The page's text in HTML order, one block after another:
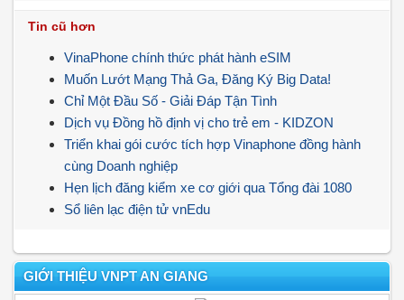
Tin cũ hơn
VinaPhone chính thức phát hành eSIM
Muốn Lướt Mạng Thả Ga, Đăng Ký Big Data!
Chỉ Một Đầu Số - Giải Đáp Tận Tình
Dịch vụ Đồng hồ định vị cho trẻ em - KIDZON
Triển khai gói cước tích hợp Vinaphone đồng hành
cùng Doanh nghiệp
Hẹn lịch đăng kiểm xe cơ giới qua Tổng đài 1080
Sổ liên lạc điện tử vnEdu
GIỚI THIỆU VNPT AN GIANG